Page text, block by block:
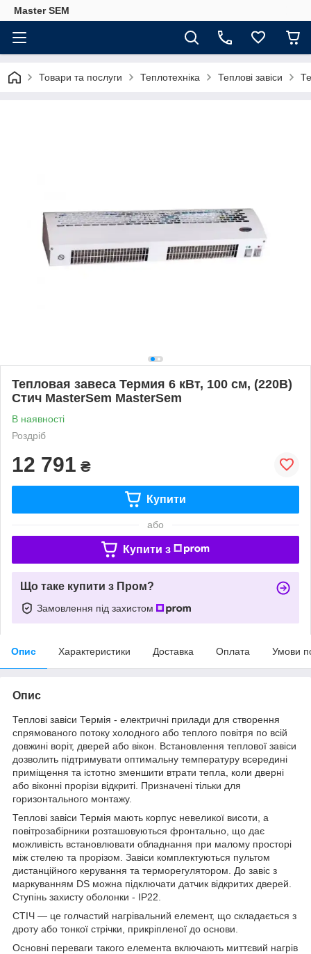
Master SEM
Товари та послуги Теплотехніка Теплові завіси
Тепловая завеса Термия 6 кВт, 100 см, (220В)
Стич MasterSem MasterSem
В наявності
Роздріб
12 791 ₴
Купити
або
Купити з
Що таке купити з Пром?
Замовлення під захистом
Опис Характеристики Доставка Оплата Умови
Опис
Теплові завіси Термія - електричні прилади для створення
спрямованого потоку холодного або теплого повітря по всій
довжині воріт, дверей або вікон. Встановлення теплової завіси
дозволить підтримувати оптимальну температуру всередині
приміщення та істотно зменшити втрати тепла, коли дверні
або віконні прорізи відкриті. Призначені тільки для
горизонтального монтажу.
Теплові завіси Термія мають корпус невеликої висоти, а
повітрозабірники розташовуються фронтально, що дає
можливість встановлювати обладнання при малому просторі
між стелею та прорізом. Завіси комплектуються пультом
дистанційного керування та терморегулятором. До завіс з
маркуванням DS можна підключати датчик відкритих дверей.
Ступінь захисту оболонки - IP22.
СТІЧ — це голчастий нагрівальний елемент, що складається з
дроту або тонкої стрічки, прикріпленої до основи.
Основні переваги такого елемента включають миттєвий нагрів